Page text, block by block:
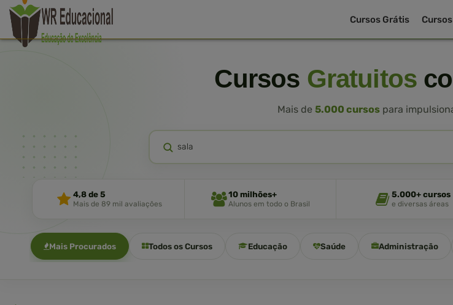
Cursos Grátis
Cursos Gratuitos
Mais de 5.000 cursos para
4,8 de 5
Mais de 89 mil avaliações
10 milhões+
Alunos em todo o Brasil
5.000+ cursos
e diversas áreas
Mais Procurados Todos os Cursos Educação Saúde Administração